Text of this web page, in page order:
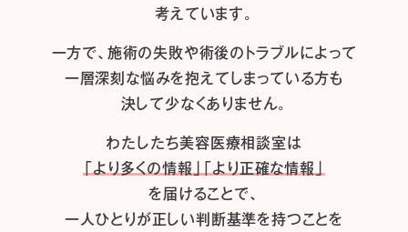
考えています。
一方で、施術の失敗や術後のトラブルによって
一層深刻な悩みを抱えてしまっている方も
決して少なくありません。
わたしたち美容医療相談室は
「より多くの情報」「より正確な情報」
を届けることで、
一人ひとりが正しい判断基準を持つことを